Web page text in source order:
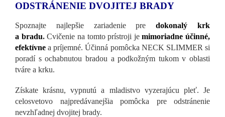
ODSTRÁNENIE DVOJITEJ BRADY
Spoznajte najlepšie zariadenie pre
dokonalý krk
a bradu.Cvičenie na tomto prístroji jemimoriadne účinné,
efektívne a príjemné. Účinná pomôcka NECK SLIMMER si
poradí s ochabnutou bradou a podkožným tukom v oblasti
tváre a krku.
Získate krásnu, vypnutú a mladistvo vyzerajúcu pleť. Je
celosvetovo najpredávanejšia pomôcka pre odstránenie
nevzhľadnej dvojitej brady.